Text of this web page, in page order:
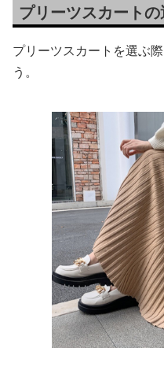
プリーツスカート
プリーツスカートを選ぶ
う。